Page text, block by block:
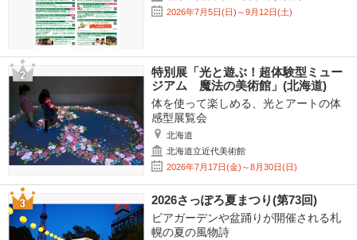
2026年7月5日(日)～9月12日(土)
特別展「光と遊ぶ！超体験型ミュー
ジアム 魔法の美術館」(北海道)
体を使って楽しめる、光とアートの体
感型展覧会
北海道
北海道立近代美術館
2026年7月17日(金)～8月30日(日)
2026さっぽろ夏まつり(第73回)
ビアガーデンや盆踊りが開催される札
幌の夏の風物詩